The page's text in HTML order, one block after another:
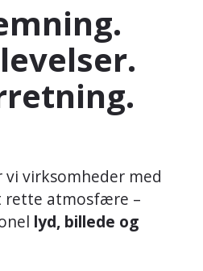
virksomheder med
rette atmosfære –
lyd, billede og